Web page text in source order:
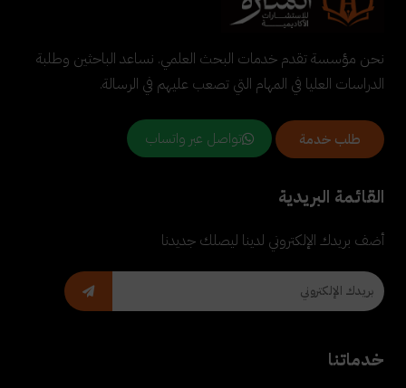
نحن مؤسسة تقدم خدمات البحث العلمي. نساعد الباحثين وطلبة
الدراسات العليا في المهام التي تصعب عليهم في الرسالة.
طلب خدمة تواصل عبر واتساب
القائمة البريدية
أضف بريدك الإلكتروني لدينا ليصلك جديدنا
خدماتنا